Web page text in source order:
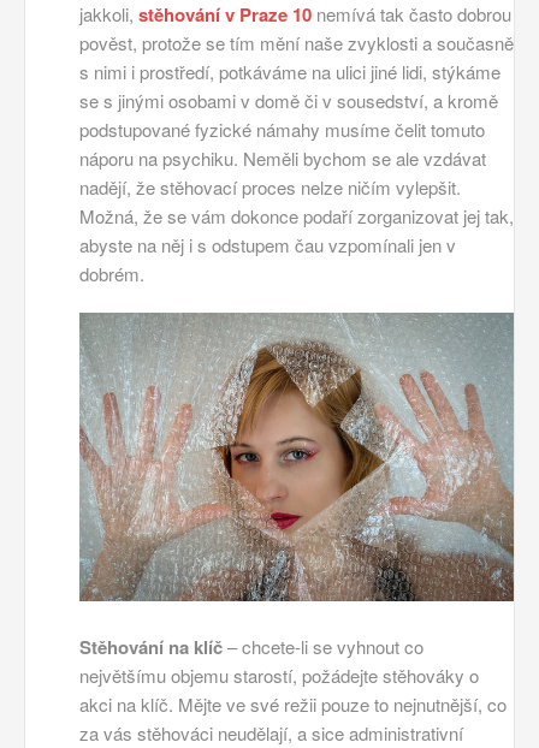
jakkoli, stěhování v Praze 10 nemívá tak často dobrou
pověst, protože se tím mění naše zvyklosti a současně
s nimi i prostředí, potkáváme na ulici jiné lidi, stýkáme
se s jinými osobami v domě či v sousedství, a kromě
podstupované fyzické námahy musíme čelit tomuto
náporu na psychiku. Neměli bychom se ale vzdávat
nadějí, že stěhovací proces nelze ničím vylepšit.
Možná, že se vám dokonce podaří zorganizovat jej tak,
abyste na něj i s odstupem čau vzpomínali jen v
dobrém.
Stěhování na klíč– chcete-li se vyhnout co
největšímu objemu starostí, požádejte stěhováky o
akci na klíč. Mějte ve své režii pouze to nejnutnější, co
za vás stěhováci neudělají, a sice administrativní